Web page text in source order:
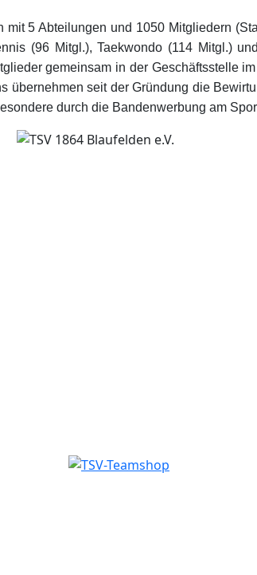
5 Abteilungen und 1050 Mitgliedern
(96 Mitgl.), Taekwondo (114 Mitgl.)
gemeinsam in der Geschäftsstelle
seit der Gründung die
durch die Bandenwerbung am